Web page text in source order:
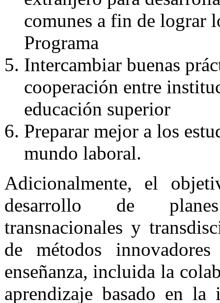
comunes a fin de lograr
Programa
Intercambiar buenas
cooperación entre
educación superior
Preparar mejor a los
mundo laboral.
Adicionalmente, el
desarrollo de
transnacionales y
de métodos
enseñanza, incluida la
aprendizaje basado en